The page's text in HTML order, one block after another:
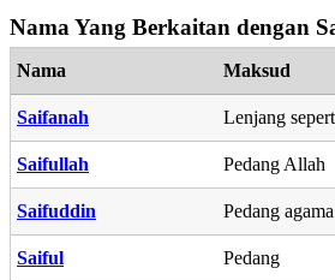
Nama Yang Berkaitan dengan
Nama Maksud
Saifanah Lenjang
Saifullah Pedang Allah
Saifuddin Pedang agama
Saiful Pedang